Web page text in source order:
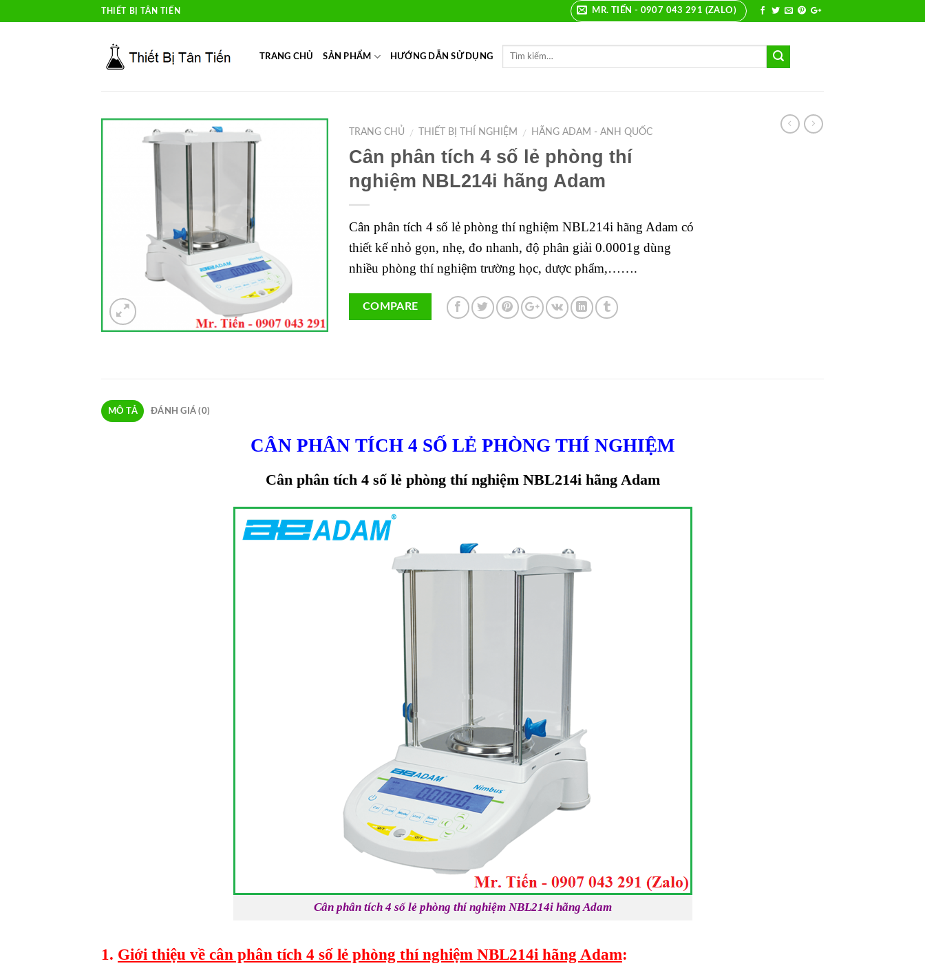
to
THIẾT BỊ TÂN TIẾN MR. TIẾN - 0907 043 291 (ZALO)
TRANG CHỦ SẢN PHẨM HƯỚNG DẪN SỬ DỤNG
TRANG CHỦ / THIẾT BỊ THÍ NGHIỆM / HÃNG ADAM - ANH QUỐC
Cân phân tích 4 số lẻ phòng thí
nghiệm NBL214i hãng Adam
Cân phân tích 4 số lẻ phòng thí nghiệm NBL214i hãng Adam có
thiết kế nhỏ gọn, nhẹ, đo nhanh, độ phân giải 0.0001g dùng
nhiều phòng thí nghiệm trường học, dược phẩm,…….
COMPARE
MÔ TẢ ĐÁNH GIÁ (0)
CÂN PHÂN TÍCH 4 SỐ LẺ PHÒNG THÍ NGHIỆM
Cân phân tích 4 số lẻ phòng thí nghiệm NBL214i hãng Adam
Cân phân tích 4 số lẻ phòng thí nghiệm NBL214i hãng Adam
1. Giới thiệu về cân phân tích 4 số lẻ phòng thí nghiệm NBL214i hãng Adam: